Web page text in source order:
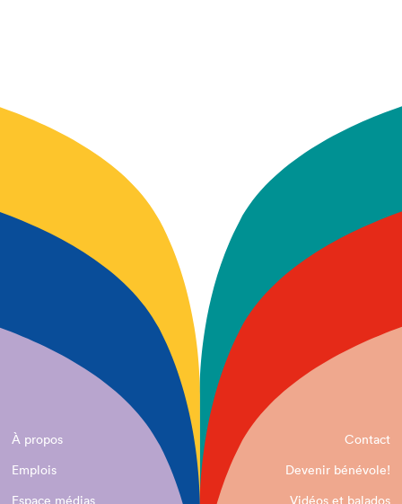
À propos
Contact
Emplois
Devenir bénévole!
Espace médias
Vidéos et balados